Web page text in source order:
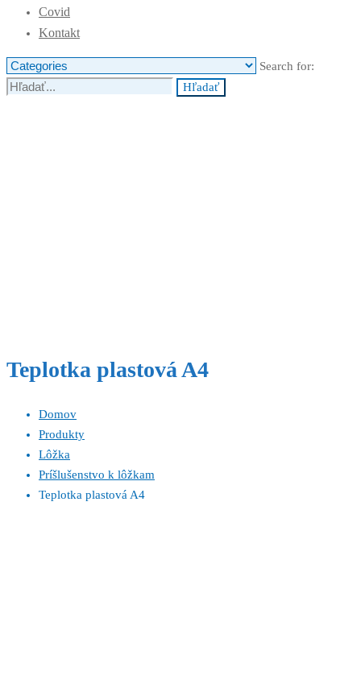
Covid
Kontakt
Search for:
Hľadať
Teplotka plastová A4
Domov
Produkty
Lôžka
Príšlušenstvo k lôžkam
Teplotka plastová A4